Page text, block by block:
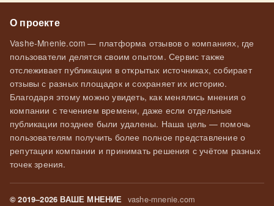
О проекте
Vashe-Mnenie.com — платформа отзывов о компаниях, где
пользователи делятся своим опытом. Сервис также
отслеживает публикации в открытых источниках, собирает
отзывы с разных площадок и сохраняет их историю.
Благодаря этому можно увидеть, как менялись мнения о
компании с течением времени, даже если отдельные
публикации позднее были удалены. Наша цель — помочь
пользователям получить более полное представление о
репутации компании и принимать решения с учётом разных
точек зрения.
© 2019–2026 ВАШЕ МНЕНИЕ vashe-mnenie.com